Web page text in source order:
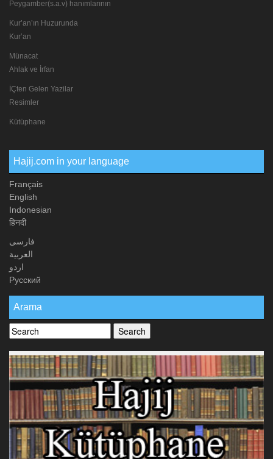
Peygamber(s.a.v) hanımlarının
Kur’an’ın Huzurunda
Kur’an
Münacat
Ahlak ve İrfan
İÇten Gelen Yazilar
Resimler
Kütüphane
Hajij.com in your language
Français
English
Indonesian
हिनदी
فارسی
العربیة
اردو
Русский
Arama